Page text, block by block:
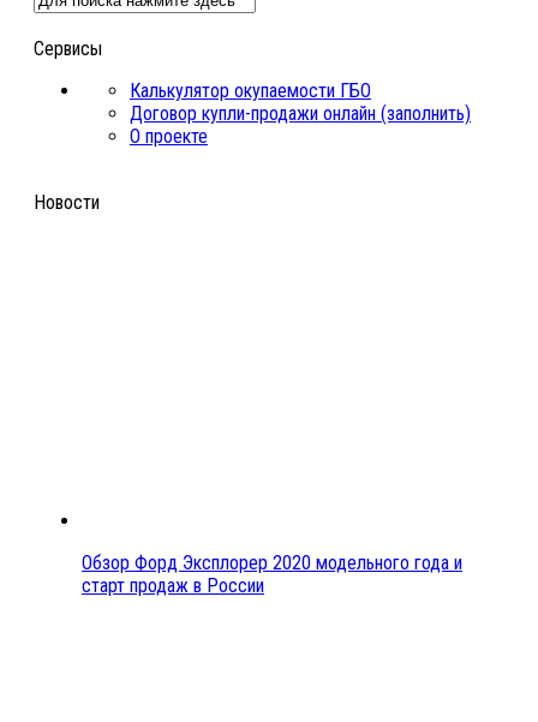
Сервисы
Калькулятор окупаемости ГБО
Договор купли-продажи онлайн (заполнить)
О проекте
Новости
Обзор Форд Эксплорер 2020 модельного года и
старт продаж в России